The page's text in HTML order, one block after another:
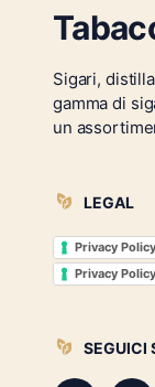
Sigari,
gamma di
un
LEGAL
Privacy Policy
Privacy Policy
SEGUICI